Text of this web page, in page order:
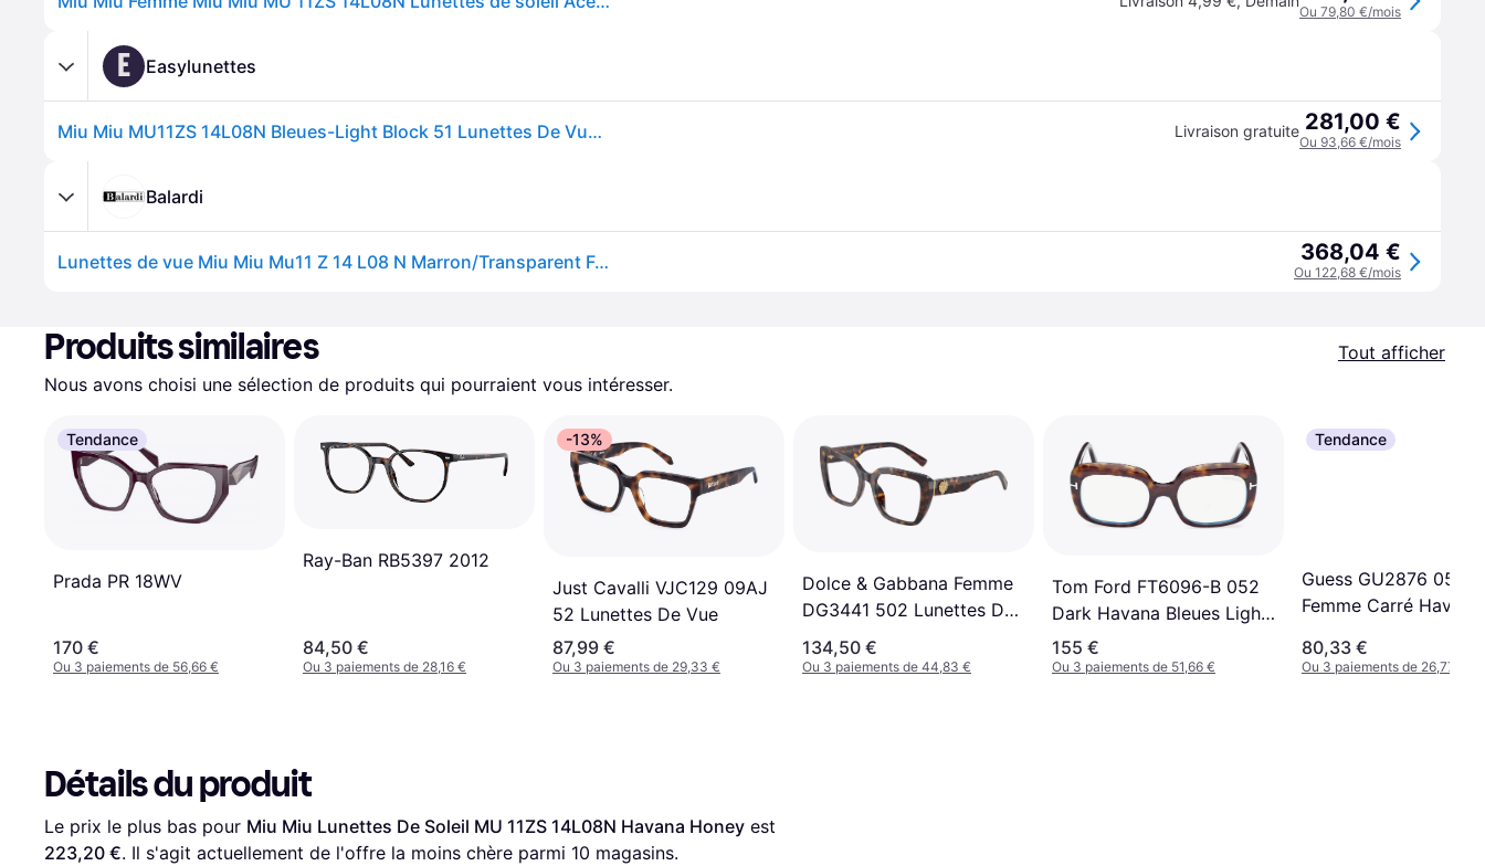
Ou 79,80 €/mois
E Easylunettes
Miu Miu MU11ZS 14L08N Bleues-Light Block 51 Lunettes De Vue Femme Ecailléesshell Livraison gratuite 281,00 €
Ou 93,66 €/mois
Balardi
Lunettes de vue Miu Miu Mu11 Z 14 L08 N Marron/Transparent Femme 368,04 €
Ou 122,68 €/mois
Produits similaires
Tout afficher
Nous avons choisi une sélection de produits qui pourraient vous intéresser.
Tendance
Prada PR 18WV
170 €
Ou 3 paiements de 56,66 €
Ray-Ban RB5397 2012
84,50 €
Ou 3 paiements de 28,16 €
-13%
Just Cavalli VJC129 09AJ
52 Lunettes De Vue
87,99 €
Ou 3 paiements de 29,33 €
Dolce & Gabbana Femme
DG3441 502 Lunettes De
Vue
134,50 €
Ou 3 paiements de 44,83 €
Tom Ford FT6096-B 052
Dark Havana Bleues Light
Block 53 Lunettes De Vue
Femme
155 €
Ou 3 paiements de 51,66 €
Tendance
Guess GU2876 052
Femme Carré Havana
80,33 €
Ou 3 paiements de 26,77 €
Détails du produit
Le prix le plus bas pour Miu Miu Lunettes De Soleil MU 11ZS 14L08N Havana Honey
223,20 €. Il s'agit actuellement de l'offre la moins chère parmi 10 magasins.